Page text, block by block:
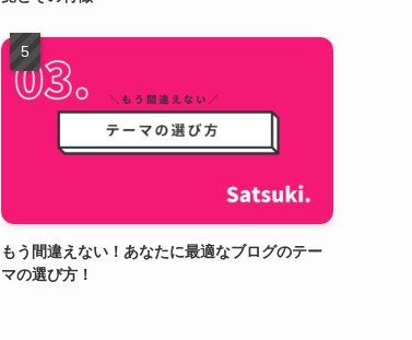
もう間違えない！あなたに最適なブログのテー
マの選び方！